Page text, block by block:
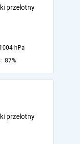
przelotny
1004 hPa
87%
przelotny